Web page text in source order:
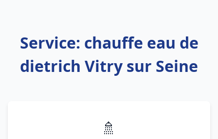
Service: chauffe eau de
dietrich Vitry sur Seine
🚿